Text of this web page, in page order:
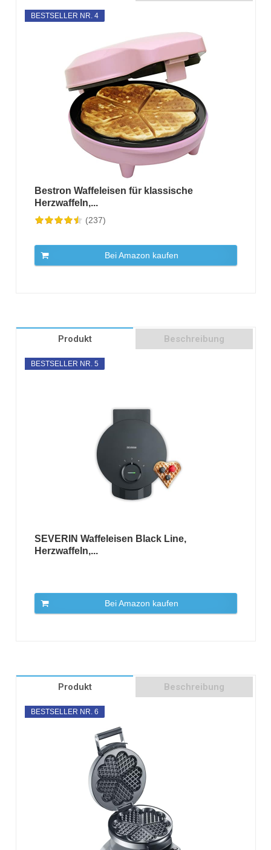
BESTSELLER NR. 4
Bestron Waffeleisen für klassische
Herzwaffeln,...
(237)
Bei Amazon kaufen
Produkt Beschreibung
BESTSELLER NR. 5
SEVERIN Waffeleisen Black Line,
Herzwaffeln,...
Bei Amazon kaufen
Produkt Beschreibung
BESTSELLER NR. 6